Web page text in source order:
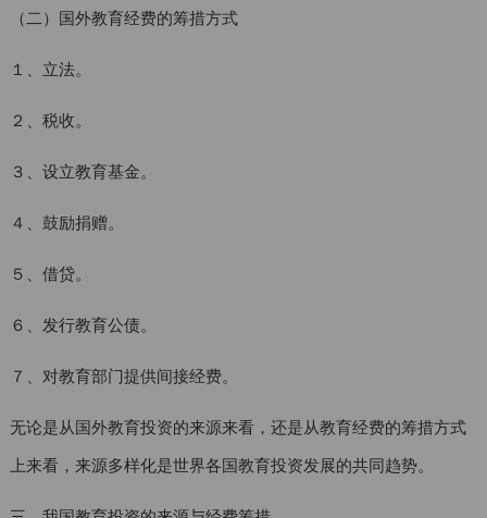
（二）国外教育经费的筹措方式
１、立法。
２、税收。
３、设立教育基金。
４、鼓励捐赠。
５、借贷。
６、发行教育公债。
７、对教育部门提供间接经费。
无论是从国外教育投资的来源来看，还是从教育经费的筹措方式
上来看，来源多样化是世界各国教育投资发展的共同趋势。